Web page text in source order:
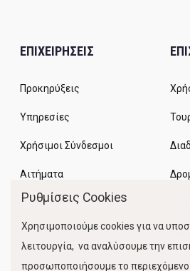
ΕΠΙΧΕΙΡΗΣΕΙΣ
Προκηρύξεις
Υπηρεσίες
Χρήσιμοι Σύνδεσμοι
Αιτήματα
Ρυθμίσεις Cookies
Χρησιμοποιούμε cookies για να
λειτουργία, να αναλύσουμε την
προσωποποιήσουμε το περιεχόμενο